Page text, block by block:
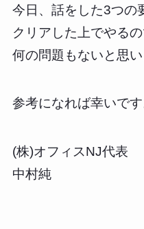
今日、話をした3つの
クリアした上でやるの
何の問題もないと思い
参考になれば幸いです
(株)オフィスNJ代表
中村純